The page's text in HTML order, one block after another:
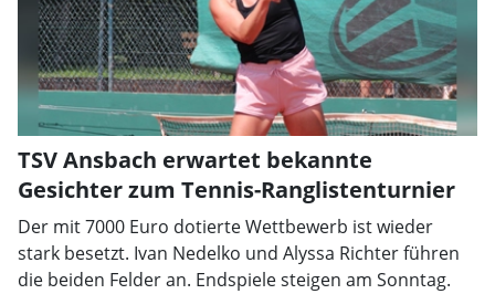
TSV Ansbach erwartet bekannte
Gesichter zum Tennis-Ranglistenturnier
Der mit 7000 Euro dotierte Wettbewerb ist wieder
stark besetzt. Ivan Nedelko und Alyssa Richter führen
die beiden Felder an. Endspiele steigen am Sonntag.